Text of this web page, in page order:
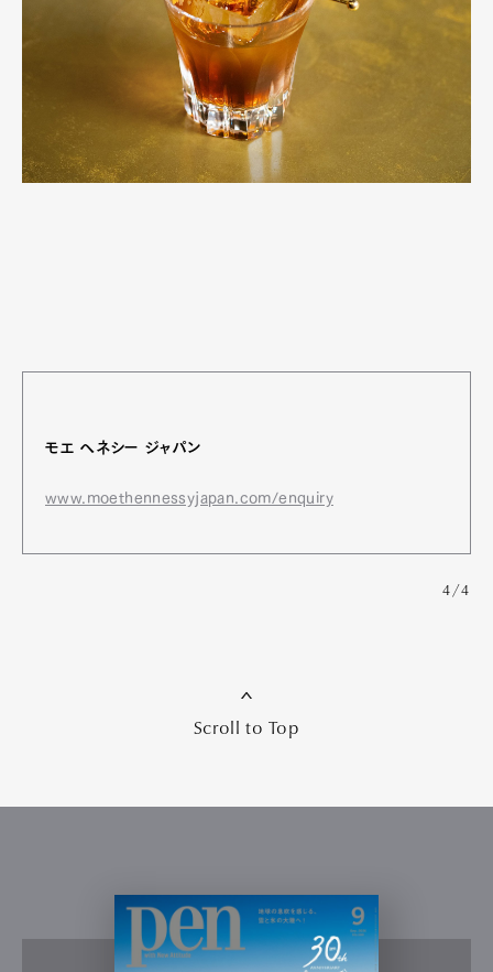
モエ ヘネシー ジャパン
www.moethennessyjapan.com/enquiry
4/4
Scroll to Top